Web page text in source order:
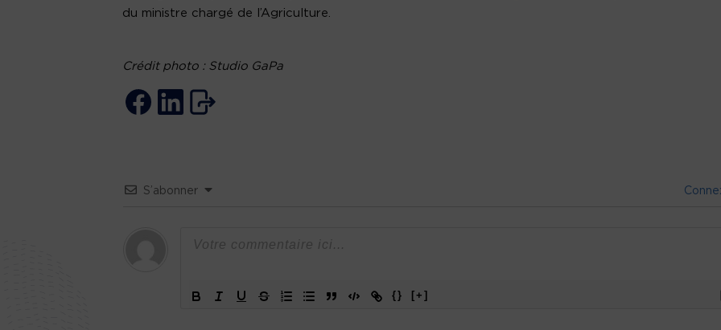
du ministre chargé de l’Agriculture.
Crédit photo : Studio GaPa
S’abonner
{} [+]